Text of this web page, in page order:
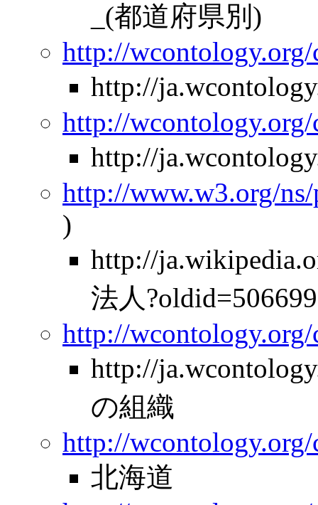
_(都道府県別)
http://
http://
http://wcontology.org/
http://
http://www.w3.org/
)
http://
法人
http://wcontology.org/
http://
の組織
http://
北海道